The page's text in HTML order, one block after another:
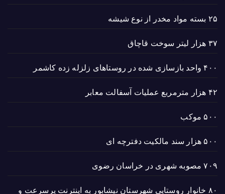
۲۵ بسته مواد مخدر از نوع شیشه
۳۷ هزار لیتر سوخت قاچاق
۴۰۰ واحد بازسازی شده در روستاهای زلزله زده کاشمر
۴۲ هزار مترمربع عملیات آسفالت معابر
۵۰۰ موکب
۵۰۰ هزار سند مالکیت دفترچه ای
۷۰۹ مصوبه شهری در خراسان رضوی
۸۰ خانوار روستایی شهرستان نیشابور به اینترنت پرسرعت و